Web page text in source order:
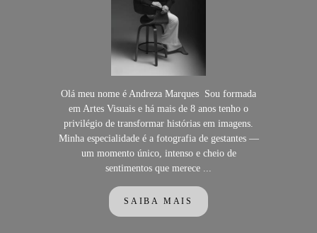
Olá meu nome é Andreza Marques Sou formada
em Artes Visuais e há mais de 8 anos tenho o
privilégio de transformar histórias em imagens.
Minha especialidade é a fotografia de gestantes —
um momento único, intenso e cheio de
sentimentos que merece ...
SAIBA MAIS